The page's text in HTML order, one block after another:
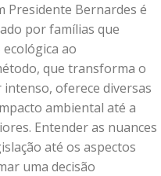
Presidente Bernardes é
por famílias que
ao
que transforma o
oferece diversas
ambiental até a
Entender as nuances
até os aspectos
uma decisão